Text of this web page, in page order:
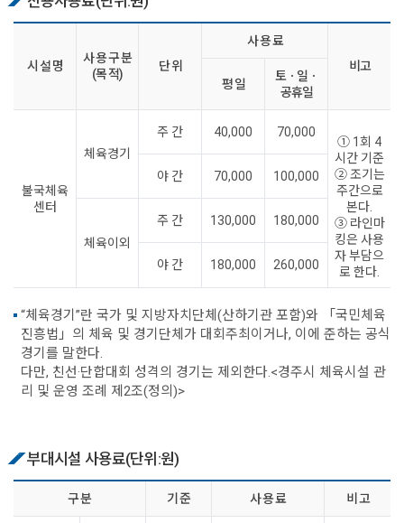
시 설 명
사 용 구 분
(목 적)
단 위
사 용 료
비고
평 일
토ㆍ일ㆍ
공휴일
불국체육
센터
체육경기
주 간 40,000 70,000
① 1회 4
시간 기준
② 조기는
주간으로
본다.
③ 라인마
킹은 사용
자 부담으
로 한다.
야 간 70,000 100,000
체육이외
주 간 130,000 180,000
야 간 180,000 260,000
“체육경기”란 국가 및 지방자치단체(산하기관 포함)와 「국민체육
진흥법」의 체육 및 경기단체가 대회주최이거나, 이에 준하는 공식
경기를 말한다.
다만, 친선·단합대회 성격의 경기는 제외한다.<경주시 체육시설 관
리 및 운영 조례 제2조(정의)>
부대시설 사용료(단위:원)
구 분 기 준 사 용 료 비 고